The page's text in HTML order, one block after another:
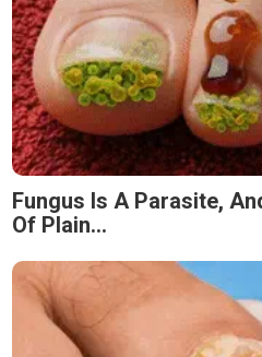
Fungus Is A Parasite,
Of Plain...